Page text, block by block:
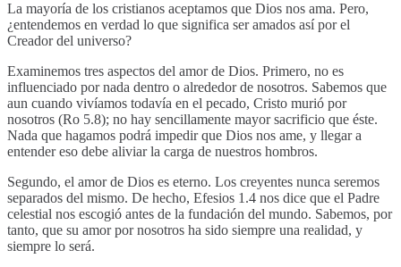
La mayoría de los cristianos aceptamos que Dios nos ama. Pero,
¿entendemos en verdad lo que significa ser amados así por el
Creador del universo?
Examinemos tres aspectos del amor de Dios. Primero, no es
influenciado por nada dentro o alrededor de nosotros. Sabemos que
aun cuando vivíamos todavía en el pecado, Cristo murió por
nosotros (Ro 5.8); no hay sencillamente mayor sacrificio que éste.
Nada que hagamos podrá impedir que Dios nos ame, y llegar a
entender eso debe aliviar la carga de nuestros hombros.
Segundo, el amor de Dios es eterno. Los creyentes nunca seremos
separados del mismo. De hecho, Efesios 1.4 nos dice que el Padre
celestial nos escogió antes de la fundación del mundo. Sabemos, por
tanto, que su amor por nosotros ha sido siempre una realidad, y
siempre lo será.